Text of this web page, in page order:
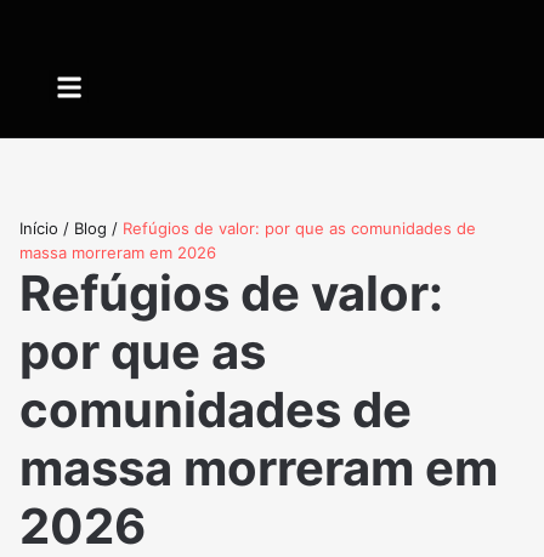
Início / Blog / Refúgios de valor: por que as comunidades de
massa morreram em 2026
Refúgios de valor:
por que as
comunidades de
massa morreram em
2026